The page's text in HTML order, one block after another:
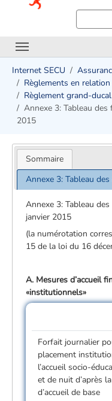
Internet SECU
Règlements en
Règlement grand-
Annexe 3: Tableau
2015
Sommaire
Annexe 3: Tableau
Annexe 3: Tableau
janvier 2015
(la numérotation
15 de la loi du 16
A. Mesures d’accueil
«institutionnels»
Forfait journalier
placement
l’accueil socio-
et de nuit d’après
d’accueil de base